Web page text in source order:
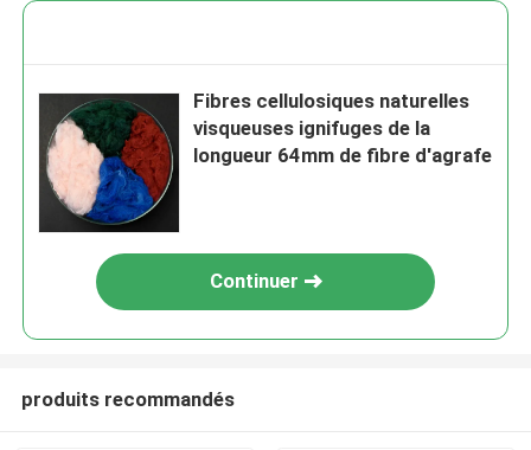
Fibres cellulosiques naturelles
visqueuses ignifuges de la
longueur 64mm de fibre d'agrafe
Continuer
produits recommandés